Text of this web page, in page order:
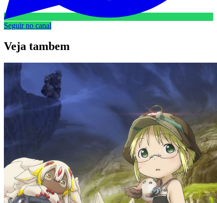
Seguir no canal
Veja tambem